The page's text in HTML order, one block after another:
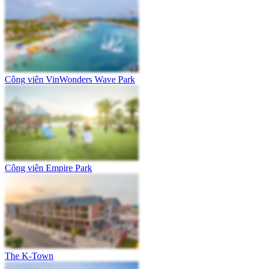
Công viên VinWonders Wave Park
Công viên Empire Park
The K-Town